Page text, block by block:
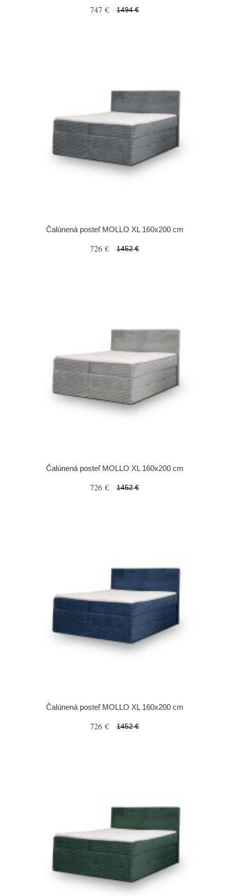
747 € 1494 €
Čalúnená posteľ MOLLO XL 160x200 cm
726 € 1452 €
Čalúnená posteľ MOLLO XL 160x200 cm
726 € 1452 €
Čalúnená posteľ MOLLO XL 160x200 cm
726 € 1452 €